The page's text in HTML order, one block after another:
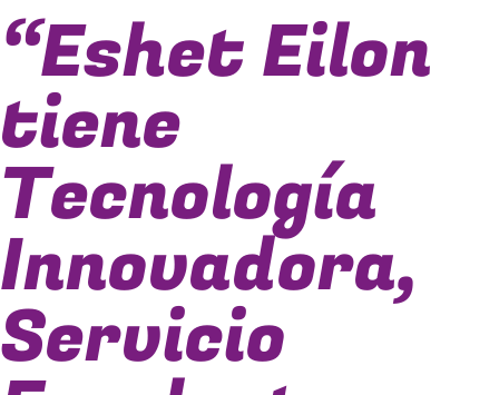
“Eshet Eilon
tiene
Tecnología
Innovadora,
Servicio